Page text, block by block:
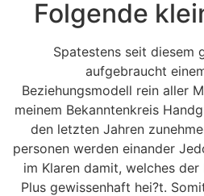
Folgende
Spatestens seit diesem
aufgebraucht
Beziehungsmodell rein aller
meinem Bekanntenkreis
den letzten Jahren
personen werden einander
im Klaren damit, welches
Plus gewissenhaft hei?t.